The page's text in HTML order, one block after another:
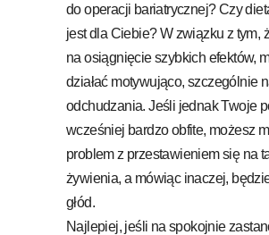
do operacji bariatrycznej? Czy
jest dla Ciebie? W związku z tym,
na osiągnięcie szybkich efektów,
działać motywująco, szczególnie
odchudzania. Jeśli jednak Twoje
wcześniej bardzo obfite, możesz
problem z przestawieniem się na
żywienia, a mówiąc inaczej,
głód.
Najlepiej, jeśli na spokojnie